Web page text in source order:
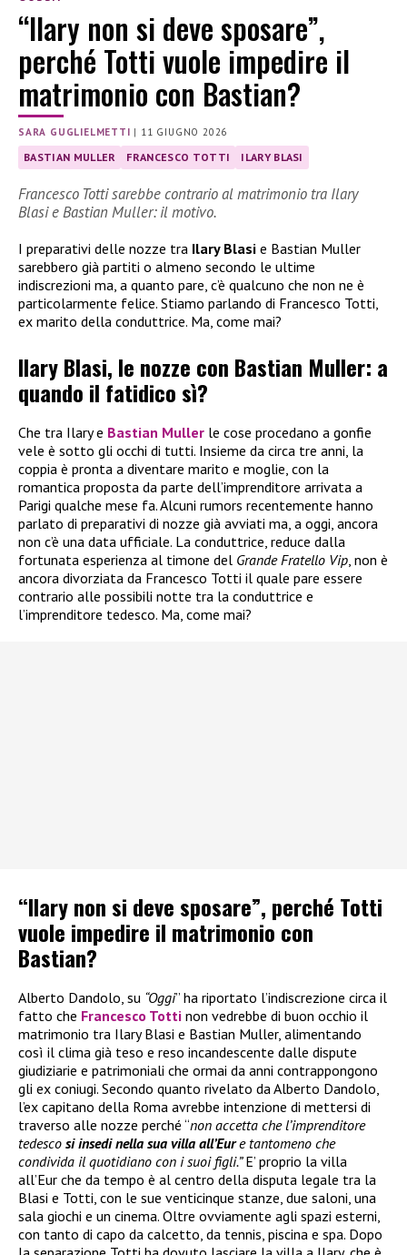
“Ilary non si deve sposare”,
perché Totti vuole impedire il
matrimonio con Bastian?
SARA GUGLIELMETTI | 11 GIUGNO 2026
BASTIAN MULLER FRANCESCO TOTTI ILARY BLASI
Francesco Totti sarebbe contrario al matrimonio tra Ilary
Blasi e Bastian Muller: il motivo.
I preparativi delle nozze tra Ilary Blasi e Bastian Muller
sarebbero già partiti o almeno secondo le ultime
indiscrezioni ma, a quanto pare, c’è qualcuno che non ne è
particolarmente felice. Stiamo parlando di Francesco Totti,
ex marito della conduttrice. Ma, come mai?
Ilary Blasi, le nozze con Bastian Muller: a
quando il fatidico sì?
Che tra Ilary e Bastian Muller le cose procedano a gonfie
vele è sotto gli occhi di tutti. Insieme da circa tre anni, la
coppia è pronta a diventare marito e moglie, con la
romantica proposta da parte dell’imprenditore arrivata a
Parigi qualche mese fa. Alcuni rumors recentemente hanno
parlato di preparativi di nozze già avviati ma, a oggi, ancora
non c’è una data ufficiale. La conduttrice, reduce dalla
fortunata esperienza al timone del Grande Fratello Vip, non è
ancora divorziata da Francesco Totti il quale pare essere
contrario alle possibili notte tra la conduttrice e
l’imprenditore tedesco. Ma, come mai?
“Ilary non si deve sposare”, perché Totti
vuole impedire il matrimonio con
Bastian?
Alberto Dandolo, su “Oggi” ha riportato l’indiscrezione circa il
fatto che Francesco Totti non vedrebbe di buon occhio il
matrimonio tra Ilary Blasi e Bastian Muller, alimentando
così il clima già teso e reso incandescente dalle dispute
giudiziarie e patrimoniali che ormai da anni contrappongono
gli ex coniugi. Secondo quanto rivelato da Alberto Dandolo,
l’ex capitano della Roma avrebbe intenzione di mettersi di
traverso alle nozze perché “non accetta che l’imprenditore
tedesco si insedi nella sua villa all’Eure tantomeno che
condivida il quotidiano con i suoi figli.”E’ proprio la villa
all’Eur che da tempo è al centro della disputa legale tra la
Blasi e Totti, con le sue venticinque stanze, due saloni, una
sala giochi e un cinema. Oltre ovviamente agli spazi esterni,
con tanto di capo da calcetto, da tennis, piscina e spa. Dopo